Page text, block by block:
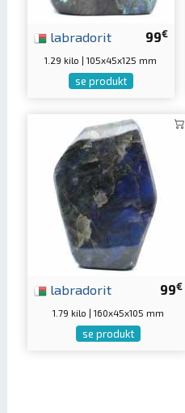
99€
labradorit
1.29 kilo | 105x45x125 mm
se produkt
99€
labradorit
1.79 kilo | 160x45x105 mm
se produkt